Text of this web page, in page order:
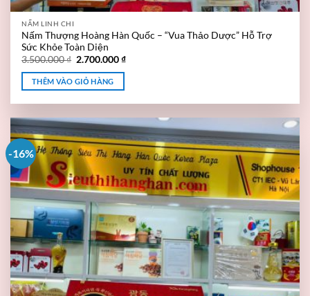
NẤM LINH CHI
Nấm Thượng Hoàng Hàn Quốc – “Vua Thảo Dược” Hỗ Trợ
Sức Khỏe Toàn Diện
3.500.000₫ 2.700.000₫
THÊM VÀO GIỎ HÀNG
-16%